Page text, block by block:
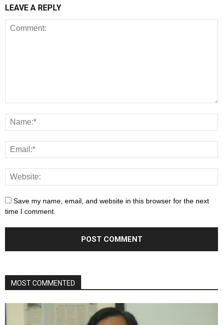
LEAVE A REPLY
Save my name, email, and website in this browser for the next
time I comment.
MOST COMMENTED